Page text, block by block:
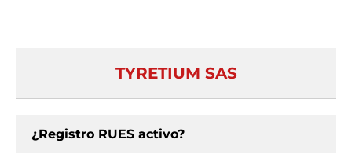
TYRETIUM SAS
¿Registro RUES activo?